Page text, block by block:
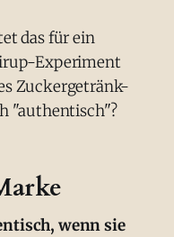
das für ein
Experiment
Zuckergetränk-
"authentisch"?
wenn sie